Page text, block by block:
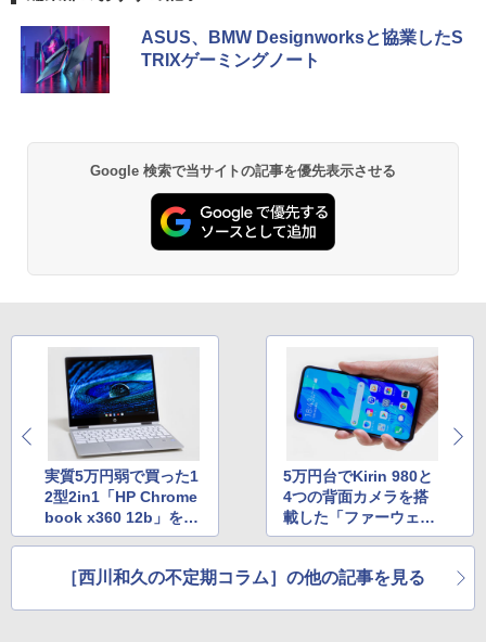
3 SSD128GB Windows11＋Office2019
￥13,800
【楽天1位常連・超800冠獲得】黒/白 モ
00Hz /180Hz/165Hz/100Hz ゲーミングモ
ニター 1ms応答 pcモニター パソコン モ
Anker Soundcore P40i ブラック
￥7,990
Anker Soundcore P31i ブラック
￥5,990
【2026年アップグレード版】AOKIMI ワイヤ
レスイヤホン bluetooth イヤホン V12 小型
軽量 ブルートゥースHi-Fi 最大36時間再生 ぶ
るーとゅーす コードレス ENCノイズキャン
セリング 自動ペアリング Type-C充電 マイク
付き 防水 タッチ式音量調整 スポーツ/通勤/通
学/WEB会議(ホワイト)
￥1,964
BRUCE WAYNE feat. Flo Milli, ATL Jacob
[Explicit]
BRUCE WAYNE feat. Flo Milli, ATL Jacob
￥250
On My Road (Stadium ver.)
￥250
BUGS LIFE
￥250
【Amazon.co.jp限定】 い・ろ・は・す 2L P
ET ラベルレス ×8本
by Amazon 天然水 ラベルレス 500ml ×24本
ウォーター ペットボトル 静岡県産 500ミリリ
ットル (Smart Basic)
by Amazon 炭酸水 ラベルレス 500ml ×24本
強炭酸水 ペットボトル 500ミリリットル (Sm
art Basic)
￥1,625
ベルレス 650mlPET×24本
薬屋のひとりごと 17巻 (デジタル版ビッグガ
ンガンコミックス)
異世界居酒屋「のぶ」(22) (角川コミックス・
￥832
HUNTER×HUNTER モノクロ版 39 (ジャンプ
コミックスDIGITAL)
￥572
スーパーの裏でヤニ吸うふたり 9巻 (デジタル
ASUS、BMW Designworksと協業したS
TRIXゲーミングノート
Google 検索で当サイトの記事を優先表示させる
実質5万円弱で買った1
2型2in1「HP Chrome
book x360 12b」をレ
ビュー
5万円台でKirin 980と
4つの背面カメラを搭
載した「ファーウェイ
nova 5T」
［西川和久の不定期コラム］の他の記事を見る